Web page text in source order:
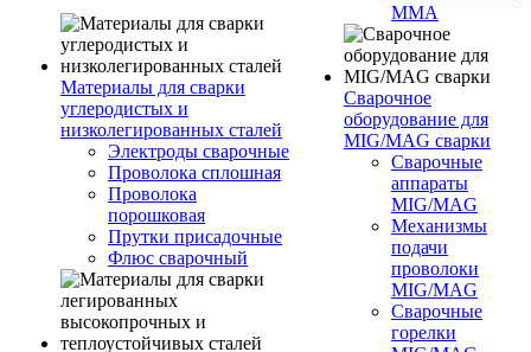
Материалы для сварки
углеродистых и
низколегированных сталей
Электроды сварочные
Проволока сплошная
Проволока
порошковая
Прутки присадочные
Флюс сварочный
MMA
Сварочное
оборудование для
MIG/MAG сварки
Сварочные
аппараты
MIG/MAG
Механизмы
подачи
проволоки
MIG/MAG
Сварочные
горелки